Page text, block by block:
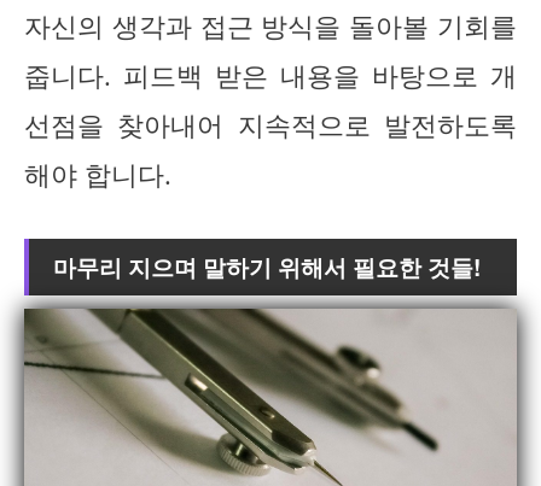
자신의 생각과 접근 방식을 돌아볼 기회를
줍니다. 피드백 받은 내용을 바탕으로 개
선점을 찾아내어 지속적으로 발전하도록
해야 합니다.
마무리 지으며 말하기 위해서 필요한 것들!